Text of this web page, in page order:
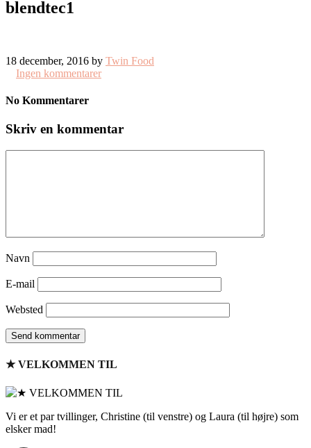
blendtec1
18 december, 2016 by Twin Food
Ingen kommentarer
No Kommentarer
Skriv en kommentar
Navn
E-mail
Websted
★ VELKOMMEN TIL
Vi er et par tvillinger, Christine (til venstre) og Laura (til højre) som
elsker mad!